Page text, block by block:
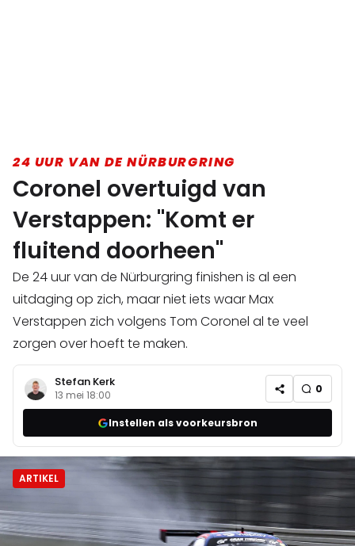
24 UUR VAN DE NÜRBURGRING
Coronel overtuigd van
Verstappen: "Komt er
fluitend doorheen"
De 24 uur van de Nürburgring finishen is al een
uitdaging op zich, maar niet iets waar Max
Verstappen zich volgens Tom Coronel al te veel
zorgen over hoeft te maken.
Stefan Kerk
13 mei 18:00 0
Instellen als voorkeursbron
ARTIKEL